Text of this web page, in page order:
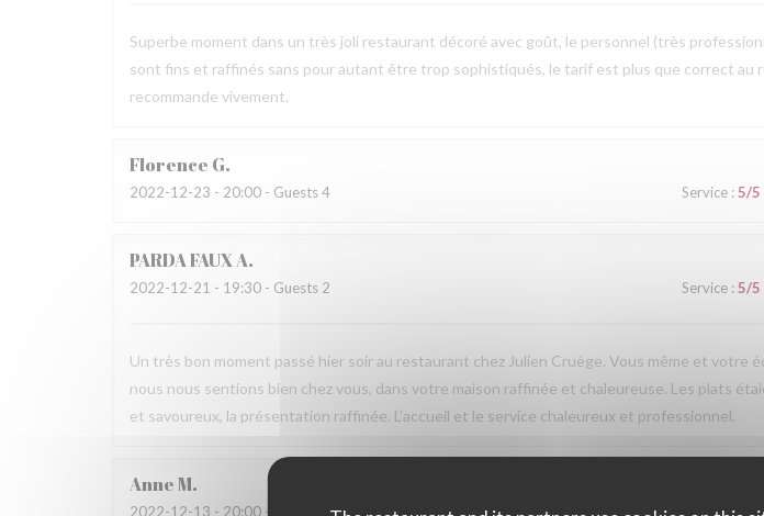
Superbe moment dans un très joli restaurant décoré avec goût, le personnel (très
sont fins et raffinés sans pour autant être trop sophistiqués, le tarif est plus que correct au
recommande vivement.
Florence G
2022-12-23 - 20:00 - Guests 4 Service: 5/5
PARDA FAUXA
2022-12-21 - 19:30 - Guests 2 Service: 5/5
Un très bon moment passé hier soir au restaurant chez Julien Cruège. Vous même et votre
nous nous sentions bien chez vous, dans votre maison raffinée et chaleureuse. Les plats
et savoureux, la présentation raffinée. L’accueil et le service chaleureux et professionnel.
AnneM
2022-12-13 - 20:00 - Guests 10 Service: 4 /5